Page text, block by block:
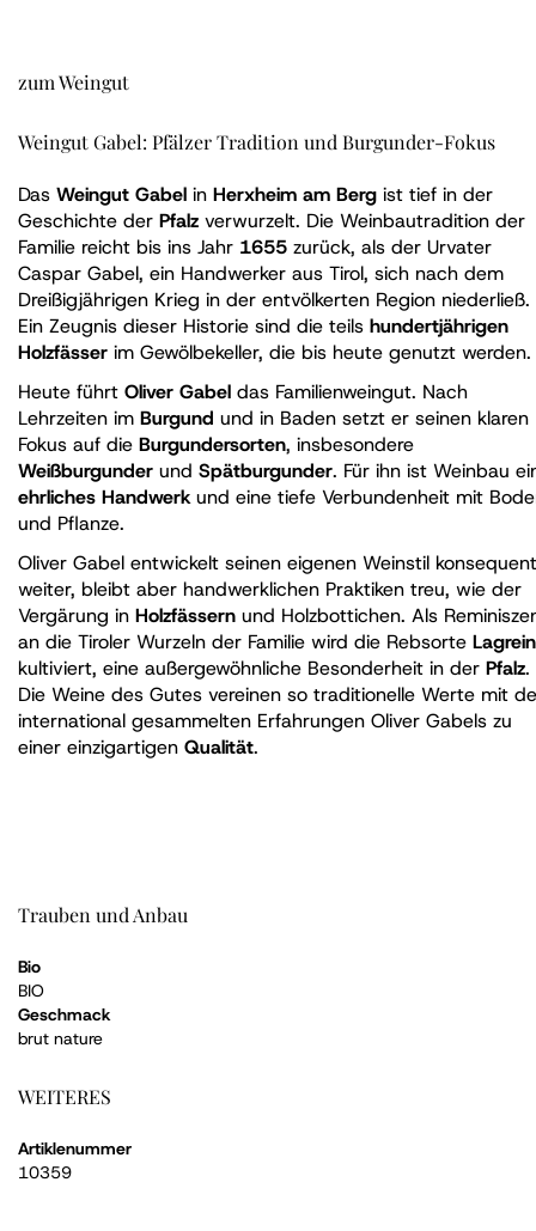
zum Weingut
Weingut Gabel: Pfälzer Tradition und Burgunder-Fokus
Das Weingut Gabel in Herxheim am Berg ist tief in der
Geschichte der Pfalz verwurzelt. Die Weinbautradition der
Familie reicht bis ins Jahr 1655 zurück, als der Urvater
Caspar Gabel, ein Handwerker aus Tirol, sich nach dem
Dreißigjährigen Krieg in der entvölkerten Region niederließ.
Ein Zeugnis dieser Historie sind die teils hundertjährigen
Holzfässer im Gewölbekeller, die bis heute genutzt werden.
Heute führt Oliver Gabel das Familienweingut. Nach
Lehrzeiten im Burgund und in Baden setzt er seinen klaren
Fokus auf die Burgundersorten, insbesondere
Weißburgunder und Spätburgunder. Für ihn ist Weinbau
ehrliches Handwerkund eine tiefe Verbundenheit mit
und Pflanze.
Oliver Gabel entwickelt seinen eigenen Weinstil konsequent
weiter, bleibt aber handwerklichen Praktiken treu, wie der
Vergärung in Holzfässern und Holzbottichen. Als
an die Tiroler Wurzeln der Familie wird die Rebsorte Lagrein
kultiviert, eine außergewöhnliche Besonderheit in der Pfalz.
Die Weine des Gutes vereinen so traditionelle Werte mit
international gesammelten Erfahrungen Oliver Gabels zu
einer einzigartigen Qualität.
Trauben und Anbau
Bio
BIO
Geschmack
brut nature
WEITERES
Artiklenummer
10359